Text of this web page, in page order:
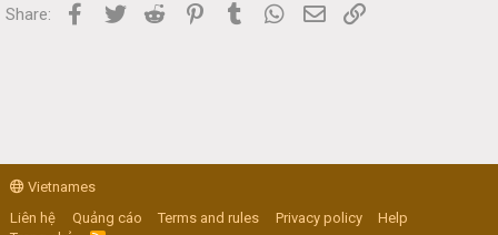
Share: Facebook
Twitter Reddit PinterestTumblr WhatsApp
Email
Vietnames
Liên hệ
Quảng cáo Terms and rules Privacy policy
Help